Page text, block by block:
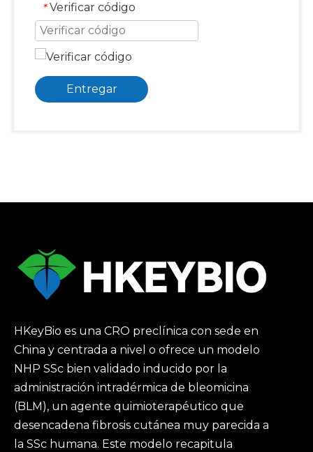
* Verificar código
Entregar
HKeyBio es una CRO preclínica con sede en
China y centrada a nivel o ofrece un modelo
NHP SSc bien validado inducido por la
administración intradérmica de bleomicina
(BLM), un agente quimioterapéutico que
desencadena fibrosis cutánea muy parecida a
la SSc humana. Este modelo recapitula